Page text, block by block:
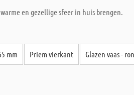
en gezellige sfeer in huis brengen.
mm Priem vierkant Glazen vaas -